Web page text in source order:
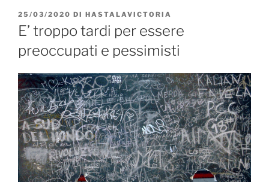
PUBBLICATO
IL
25/03/2020 DI HASTALAVICTORIA
E’ troppo tardi per essere
preoccupati e pessimisti